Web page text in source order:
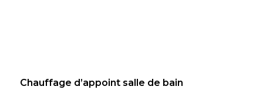
Chauffage d’appoint salle de bain